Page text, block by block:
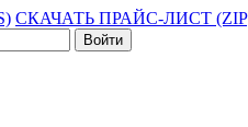
СКАЧАТЬ ПРАЙС-ЛИСТ
Войти